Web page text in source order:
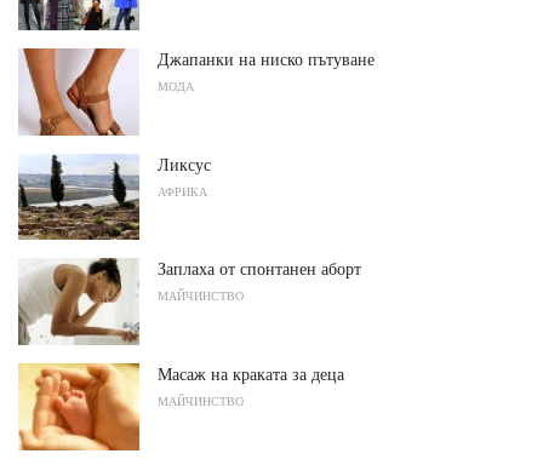
Джапанки на ниско пътуване
МОДА
Ликсус
АФРИКА
Заплаха от спонтанен аборт
МАЙЧИНСТВО
Масаж на краката за деца
МАЙЧИНСТВО